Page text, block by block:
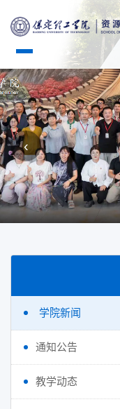
‹
学院新闻
通知公告
教学动态